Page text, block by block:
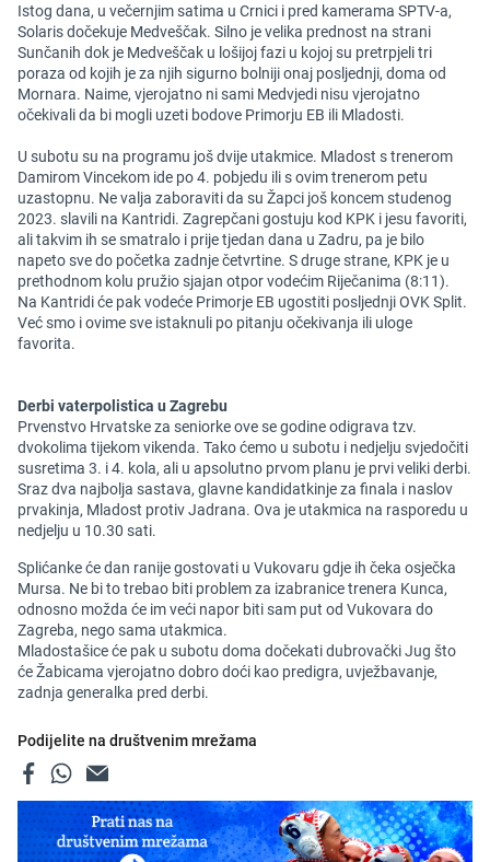
Istog dana, u večernjim satima u Crnici i pred kamerama SPTV-a,
Solaris dočekuje Medveščak. Silno je velika prednost na strani
Sunčanih dok je Medveščak u lošijoj fazi u kojoj su pretrpjeli tri
poraza od kojih je za njih sigurno bolniji onaj posljednji, doma od
Mornara. Naime, vjerojatno ni sami Medvjedi nisu vjerojatno
očekivali da bi mogli uzeti bodove Primorju EB ili Mladosti.
U subotu su na programu još dvije utakmice. Mladost s trenerom
Damirom Vincekom ide po 4. pobjedu ili s ovim trenerom petu
uzastopnu. Ne valja zaboraviti da su Žapci još koncem studenog
2023. slavili na Kantridi. Zagrepčani gostuju kod KPK i jesu favoriti,
ali takvim ih se smatralo i prije tjedan dana u Zadru, pa je bilo
napeto sve do početka zadnje četvrtine. S druge strane, KPK je u
prethodnom kolu pružio sjajan otpor vodećim Riječanima (8:11).
Na Kantridi će pak vodeće Primorje EB ugostiti posljednji OVK Split.
Već smo i ovime sve istaknuli po pitanju očekivanja ili uloge
favorita.
Derbi vaterpolistica u Zagrebu
Prvenstvo Hrvatske za seniorke ove se godine odigrava tzv.
dvokolima tijekom vikenda. Tako ćemo u subotu i nedjelju svjedočiti
susretima 3. i 4. kola, ali u apsolutno prvom planu je prvi veliki derbi.
Sraz dva najbolja sastava, glavne kandidatkinje za finala i naslov
prvakinja, Mladost protiv Jadrana. Ova je utakmica na rasporedu u
nedjelju u 10.30 sati.
Splićanke će dan ranije gostovati u Vukovaru gdje ih čeka osječka
Mursa. Ne bi to trebao biti problem za izabranice trenera Kunca,
odnosno možda će im veći napor biti sam put od Vukovara do
Zagreba, nego sama utakmica.
Mladostašice će pak u subotu doma dočekati dubrovački Jug što
će Žabicama vjerojatno dobro doći kao predigra, uvježbavanje,
zadnja generalka pred derbi.
Podijelite na društvenim mrežama